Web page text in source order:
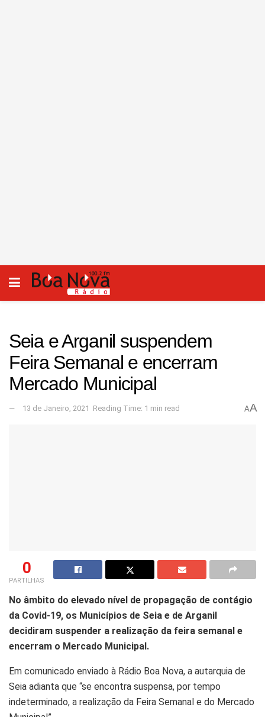
Seia e Arganil suspendem
Feira Semanal e encerram
Mercado Municipal
13 de Janeiro, 2021 Reading Time: 1 min read AA
0
PARTILHAS
No âmbito do elevado nível de propagação de contágio
da Covid-19, os Municípios de Seia e de Arganil
decidiram suspender a realização da feira semanal e
encerram o Mercado Municipal.
Em comunicado enviado à Rádio Boa Nova, a autarquia de
Seia adianta que “se encontra suspensa, por tempo
indeterminado, a realização da Feira Semanal e do Mercado